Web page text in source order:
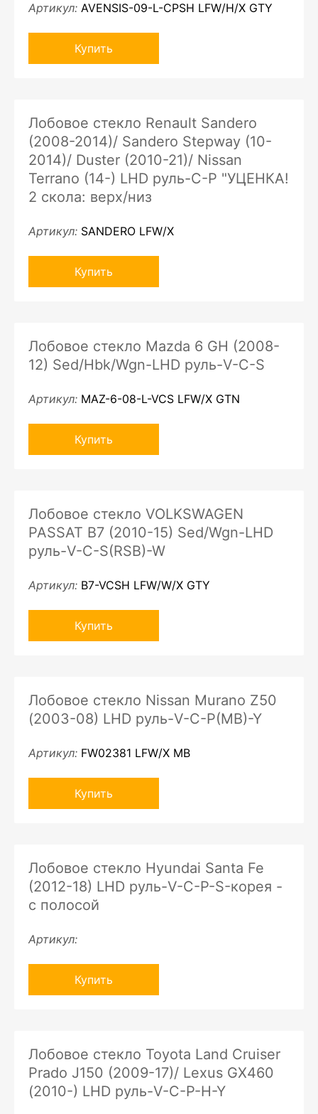
Артикул: AVENSIS-09-L-CPSH LFW/H/X GTY
Купить
Лобовое стекло Renault Sandero
(2008-2014)/ Sandero Stepway (10-
2014)/ Duster (2010-21)/ Nissan
Terrano (14-) LHD руль-C-P "УЦЕНКА!
2 скола: верх/низ
Артикул: SANDERO LFW/X
Купить
Лобовое стекло Mazda 6 GH (2008-
12) Sed/Hbk/Wgn-LHD руль-V-C-S
Артикул: MAZ-6-08-L-VCS LFW/X GTN
Купить
Лобовое стекло VOLKSWAGEN
PASSAT B7 (2010-15) Sed/Wgn-LHD
руль-V-C-S(RSB)-W
Артикул: B7-VCSH LFW/W/X GTY
Купить
Лобовое стекло Nissan Murano Z50
(2003-08) LHD руль-V-C-P(MB)-Y
Артикул: FW02381 LFW/X MB
Купить
Лобовое стекло Hyundai Santa Fe
(2012-18) LHD руль-V-C-P-S-корея -
с полосой
Артикул:
Купить
Лобовое стекло Toyota Land Cruiser
Prado J150 (2009-17)/ Lexus GX460
(2010-) LHD руль-V-C-P-H-Y